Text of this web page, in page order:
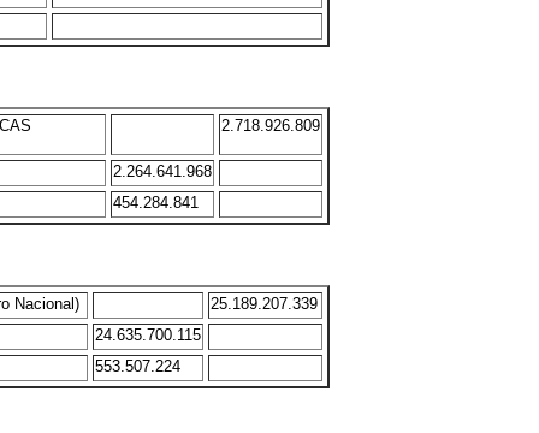
2.718.926.809
2.264.641.968
454.284.841
Nacional)
25.189.207.339
24.635.700.115
553.507.224